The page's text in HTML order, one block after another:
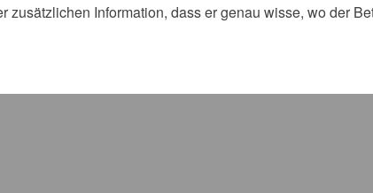
zusätzlichen Information, dass er genau wisse, wo der